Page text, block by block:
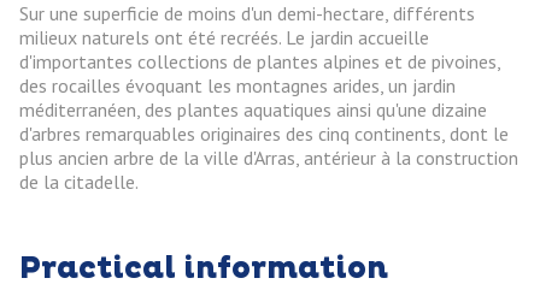
Sur une superficie de moins d'un demi-hectare, différents
milieux naturels ont été recréés. Le jardin accueille
d'importantes collections de plantes alpines et de pivoines,
des rocailles évoquant les montagnes arides, un jardin
méditerranéen, des plantes aquatiques ainsi qu'une dizaine
d'arbres remarquables originaires des cinq continents, dont le
plus ancien arbre de la ville d'Arras, antérieur à la construction
de la citadelle.
Practical information